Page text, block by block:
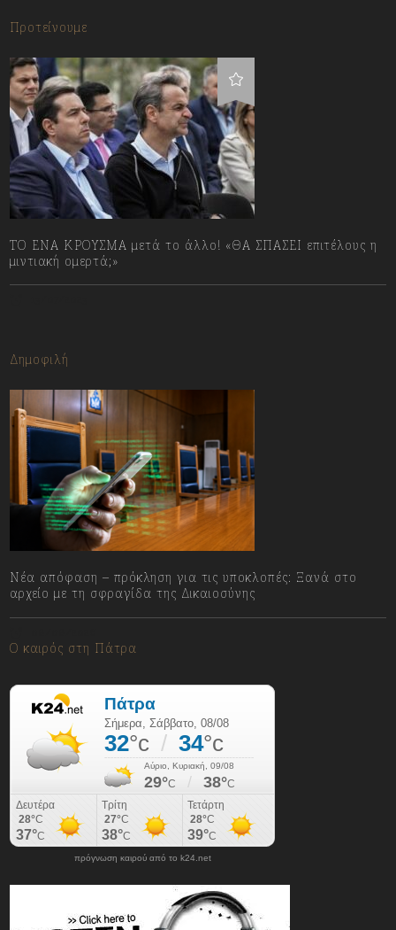
Προτείνουμε
ΤΟ ΕΝΑ ΚΡΟΥΣΜΑ μετά το άλλο! «ΘΑ ΣΠΑΣΕΙ επιτέλους η
μιντιακή ομερτά;»
Δημοφιλή
Νέα απόφαση – πρόκληση για τις υποκλοπές: Ξανά στο
αρχείο με τη σφραγίδα της Δικαιοσύνης
Ο καιρός στη Πάτρα
πρόγνωση καιρού από το k24.net